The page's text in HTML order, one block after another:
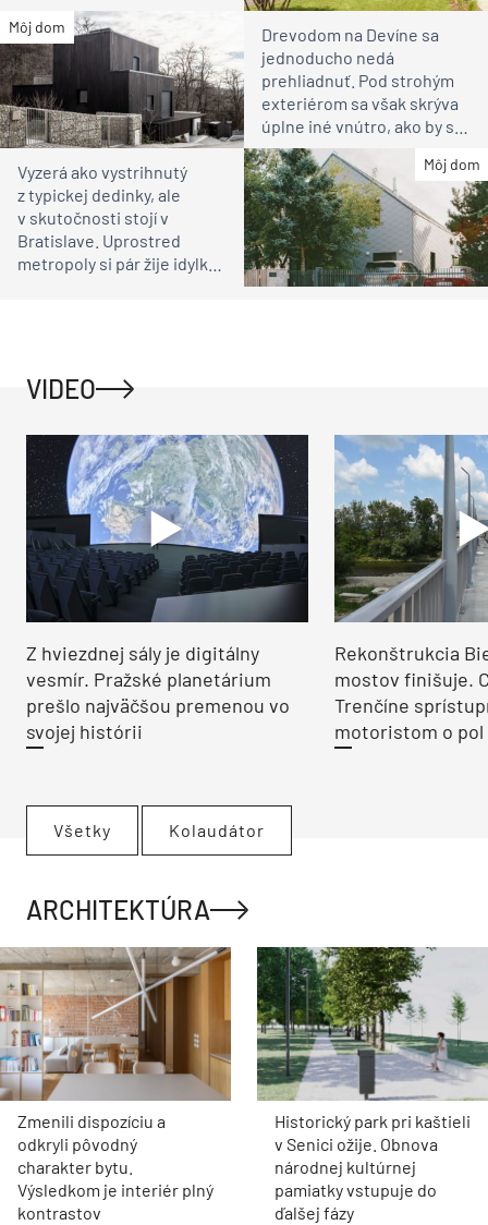
susedia
Môj dom
Drevodom na Devíne sa
jednoducho nedá
prehliadnuť. Pod strohým
exteriérom sa však skrýva
úplne iné vnútro, ako by ste
čakali
Môj dom
Vyzerá ako vystrihnutý
z typickej dedinky, ale
v skutočnosti stojí v
Bratislave. Uprostred
metropoly si pár žije idylku
VIDEO
Z hviezdnej sály je digitálny
vesmír. Pražské planetárium
prešlo najväčšou premenou vo
svojej histórii
Rekonštrukcia
mostov finišuje.
Trenčíne
motoristom o pol
Všetky Kolaudátor
ARCHITEKTÚRA
Zmenili dispozíciu a
odkryli pôvodný
charakter bytu.
Výsledkom je interiér plný
kontrastov
Historický park pri kaštieli
v Senici ožije. Obnova
národnej kultúrnej
pamiatky vstupuje do
ďalšej fázy